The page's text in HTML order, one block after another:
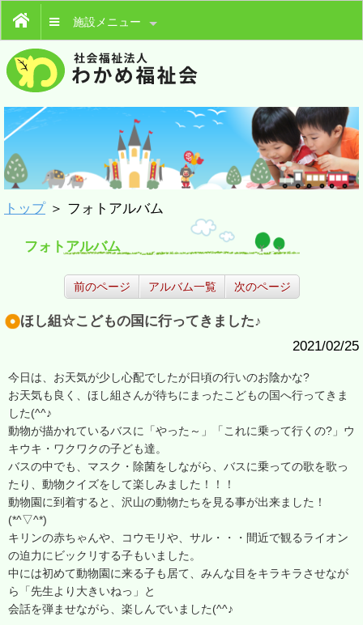
施設メニュー
トップ＞ フォトアルバム
フォトアルバム
前のページ アルバム一覧 次のページ
ほし組☆こどもの国に行ってきました♪
2021/02/25
今日は、お天気が少し心配でしたが日頃の行いのお陰かな?
お天気も良く、ほし組さんが待ちにまったこどもの国へ行ってきま
した(^^♪
動物が描かれているバスに「やった～」「これに乗って行くの?」ウ
キウキ・ワクワクの子ども達。
バスの中でも、マスク・除菌をしながら、バスに乗っての歌を歌っ
たり、動物クイズをして楽しみました！！！
動物園に到着すると、沢山の動物たちを見る事が出来ました！
(*^▽^*)
キリンの赤ちゃんや、コウモリや、サル・・・間近で観るライオン
の迫力にビックリする子もいました。
中には初めて動物園に来る子も居て、みんな目をキラキラさせなが
ら「先生より大きいねっ」と
会話を弾ませながら、楽しんでいました(^^♪